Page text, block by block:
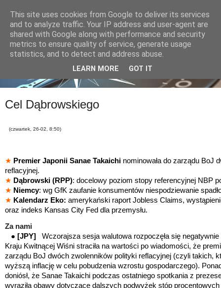
Cel Dąbrowskiego
(czwartek, 26-02, 8:50)
★ Premier Japonii Sanae Takaichi nominowała do zarządu BoJ
reflacyjnej.
★ Dąbrowski (RPP): docelowy poziom stopy referencyjnej NBP
★ Niemcy: wg GfK zaufanie konsumentów niespodziewanie
★ Kalendarz Eko: amerykański raport Jobless Claims,
oraz indeks Kansas City Fed dla przemysłu.
Za nami
● [JPY] Wczorajsza sesja walutowa rozpoczęła się
Kraju Kwitnącej Wiśni straciła na wartości po wiadomości, że
zarządu BoJ dwóch zwolenników polityki reflacyjnej (czyli takich,
wyższą inflację w celu pobudzenia wzrostu gospodarczego).
doniósł, że Sanae Takaichi podczas ostatniego spotkania z
wyraziła obawy dotyczące dalszych podwyżek stóp
This site uses cookies from Google to deliver its services
and to analyze traffic. Your IP address and user-agent are
shared with Google along with performance and security
metrics to ensure quality of service, generate usage
statistics, and to detect and address abuse.
LEARN MORE GOT IT